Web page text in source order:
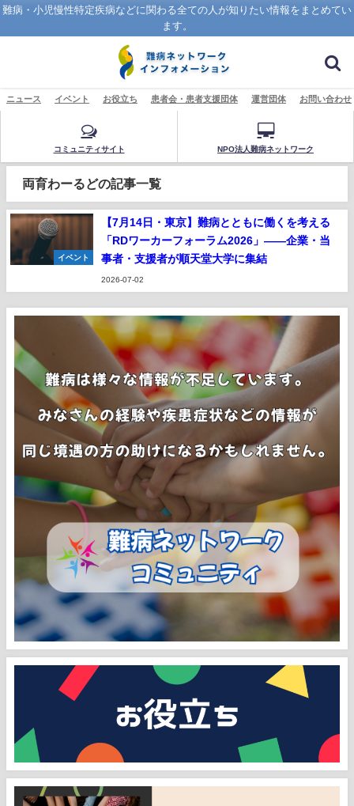
難病・小児慢性特定疾病などに関わる全ての人が知りたい情報をまとめてい
ます。
ニュース イベント お役立ち 患者会・患者支援団体 運営団体 お問い合わせ
コミュニティサイト NPO法人難病ネットワーク
両育わーるどの記事一覧
イベント
【7月14日・東京】難病とともに働くを考える
「RDワーカーフォーラム2026」——企業・当
事者・支援者が順天堂大学に集結
2026-07-02